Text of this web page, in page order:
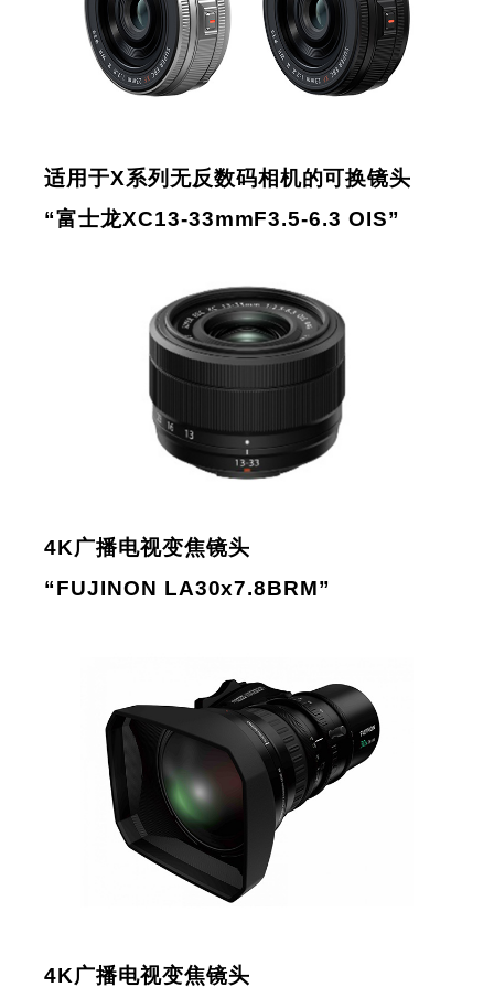
适用于X系列无反数码相机的可换镜头
“富士龙XC13-33mmF3.5-6.3 OIS”
4K广播电视变焦镜头
“FUJINON LA30x7.8BRM”
4K广播电视变焦镜头